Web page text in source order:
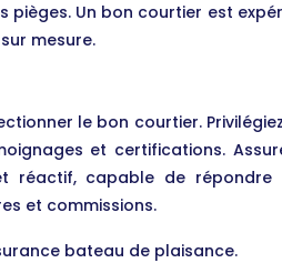
pièges. Un bon courtier est
mesure.
le bon courtier.
et certifications.
réactif, capable de
et commissions.
bateau de plaisance.